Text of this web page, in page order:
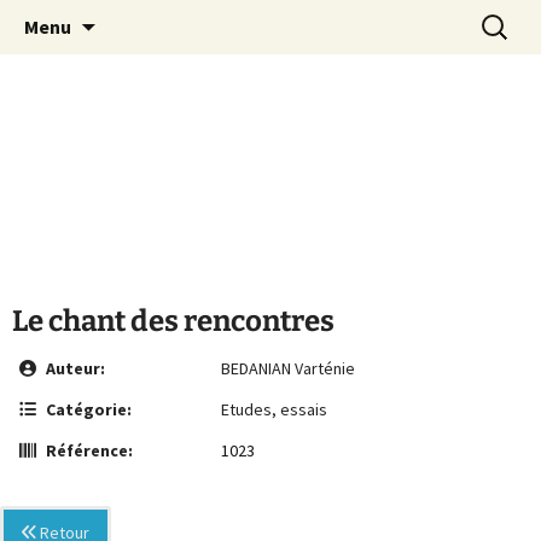
MCA Vienne
Le site de la Maison de la Culture
Arménienne de Vienne
Menu
Le chant des rencontres
Auteur:
BEDANIAN Varténie
Catégorie:
Etudes, essais
Référence:
1023
Retour